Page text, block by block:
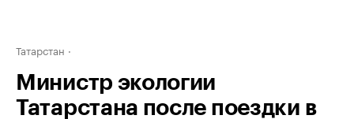
Татарстан
Министр экологии
Татарстана после поездки в